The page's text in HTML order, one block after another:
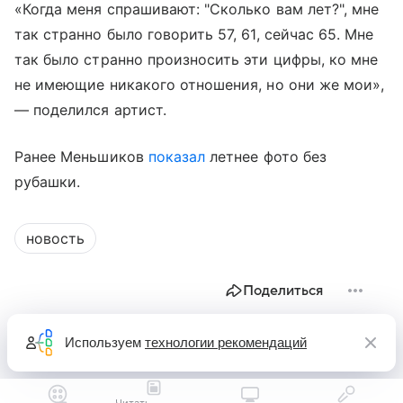
«Когда меня спрашивают: "Сколько вам лет?", мне
так странно было говорить 57, 61, сейчас 65. Мне
так было странно произносить эти цифры, ко мне
не имеющие никакого отношения, но они же мои»,
— поделился артист.
Ранее Меньшиков показал летнее фото без
рубашки.
новость
Поделиться
Используем технологии рекомендаций